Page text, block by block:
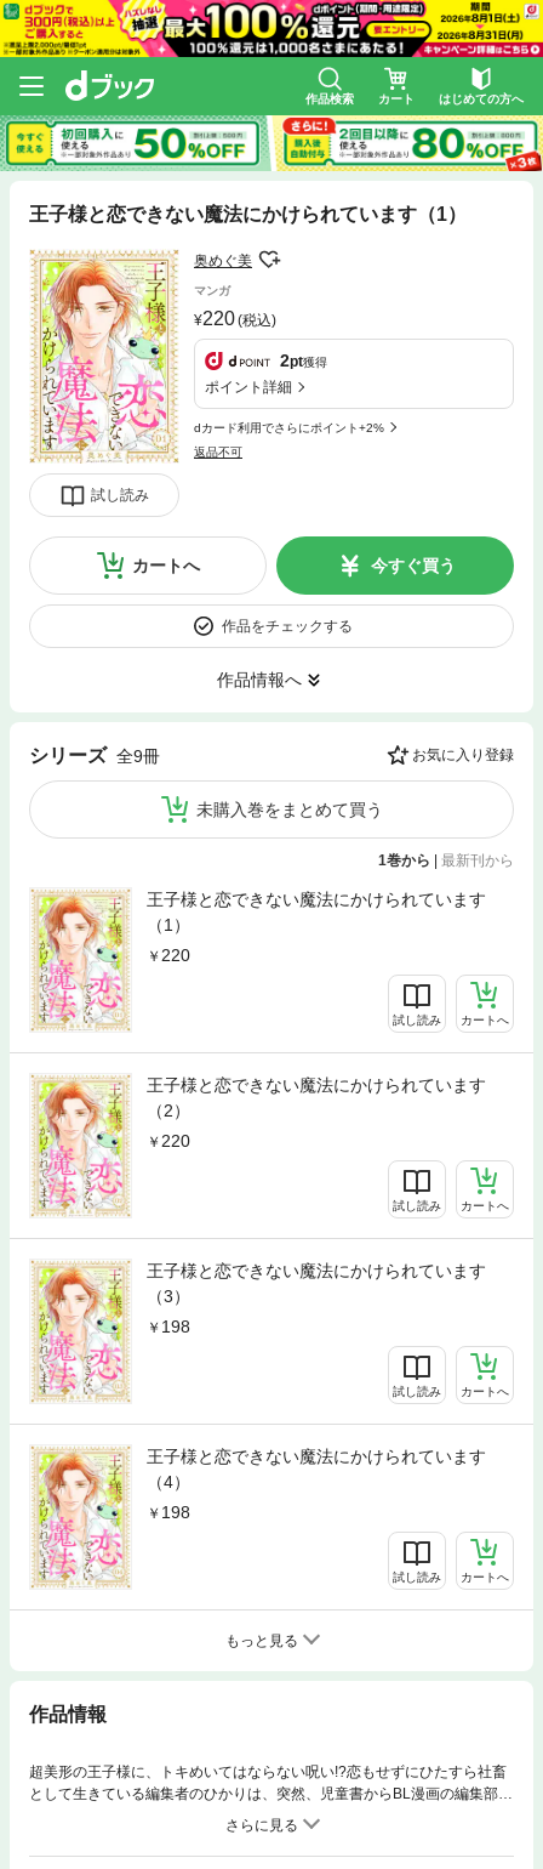
作品検索 カート はじめての方へ
王子様と恋できない魔法にかけられています（1）
試し読み
奥めぐ美
マンガ
220(税込)
2pt獲得
ポイント詳細
dカード利用でさらにポイント+2%
返品不可
カートへ 今すぐ買う
作品をチェックする
作品情報へ
シリーズ 全9冊 お気に入り登録
未購入巻をまとめて買う
1巻から | 最新刊から
王子様と恋できない魔法にかけられています
（1）
220
試し読み カートへ
王子様と恋できない魔法にかけられています
（2）
220
試し読み カートへ
王子様と恋できない魔法にかけられています
（3）
198
試し読み カートへ
王子様と恋できない魔法にかけられています
（4）
198
試し読み カートへ
もっと見る
作品情報
超美形の王子様に、トキめいてはならない呪い!?恋もせずにひたすら社畜
として生きている編集者のひかりは、突然、児童書からBL漫画の編集部に
異動になった。そこで「銀色のハインリヒ」を名乗る超売れっ子漫画家の
担当を命じられる。だが、ハインリヒ先生にはとんでもない秘密があっ
て…!?※本書は「バニラブvol.68」に収録されております。